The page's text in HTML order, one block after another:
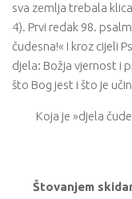
sva zemlja trebala
4). Prvi redak 98.
čudesna!« I kroz cijeli
djela: Božja vjernost i
što Bog jest i što je
Koja je »djela
Štovanjem